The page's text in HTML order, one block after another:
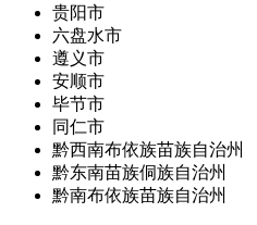
贵阳市
六盘水市
遵义市
安顺市
毕节市
同仁市
黔西南布依族苗族自治州
黔东南苗族侗族自治州
黔南布依族苗族自治州